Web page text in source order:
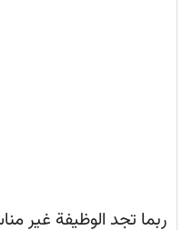
ربما تجد الوظيفة غير